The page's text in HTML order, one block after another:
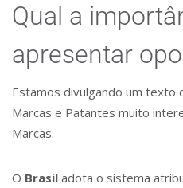
Qual a
apresentar
Estamos divulgando um texto
Marcas e Patantes muito
Marcas.
O Brasil adota o sistema